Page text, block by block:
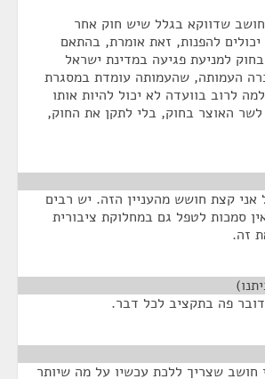
חושב שדווקא בגלל שיש חוק אחר
להפנות, זאת אומרת, בהתאם
למניעת פגיעה במדינת ישראל
העמותה, שהעמותה עומדת במסגרת
לרוב בוועדה לא יכול להיות אותו
האוצר בחוק, בלי לתקן את החוק,
קצת חושש מהעניין הזה. יש רבים
סמכות לטפל גם במחלוקת ציבורית
זה.
פה בתקציב לכל דבר.
חושב שצריך ללכת עכשיו על מה שיותר